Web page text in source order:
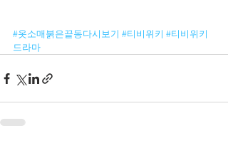
#옷소매붉은끝동다시보기 #티비위키 #티비위키
드라마